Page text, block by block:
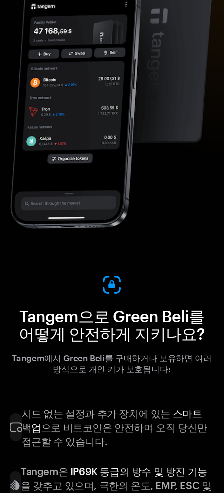
Tangem으로 Green Beli를
어떻게 안전하게 지키나요?
Tangem에서 Green Beli를 구매하거나 보유하면 여러
방식으로 개인 키가 보호됩니다:
시드 없는 설정과 추가 장치에 있는 스마트
백업 으로 비트코인은 안전하며 오직 당신만
접근할 수 있습니다.
Tangem은 IP69K 등급의 방수 및 방진 기능
을 갖추고 있으며, 극한의 온도, EMP, ESC 및